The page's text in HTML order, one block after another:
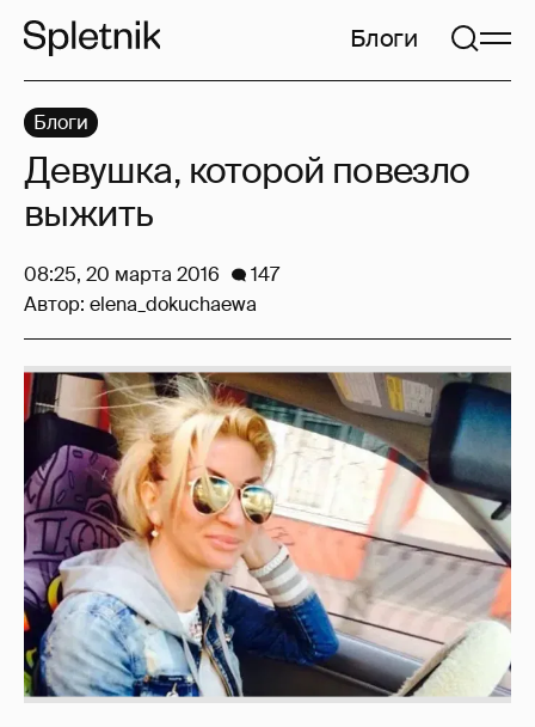
Блоги
Блоги
Девушка, которой повезло
выжить
08:25, 20 марта 2016
147
Автор: elena_dokuchaewa